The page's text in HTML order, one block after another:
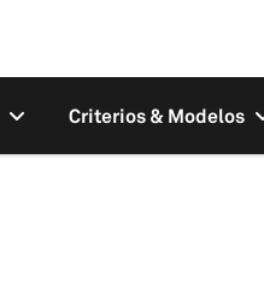
Criterios & Modelos